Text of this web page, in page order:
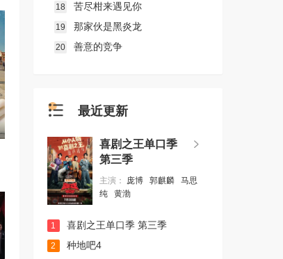
18 苦尽柑来遇见你
19 那家伙是黑炎龙
20 善意的竞争
最近更新
喜剧之王单口季
第三季
主演： 庞博 郭麒麟
马思
纯
黄渤
1 喜剧之王单口季 第三季
2 种地吧4